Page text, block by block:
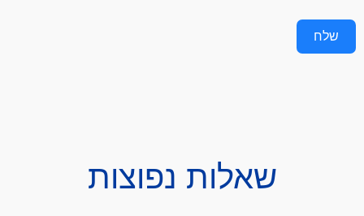
שלח
שאלות נפוצות